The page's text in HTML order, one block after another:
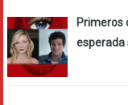
Primeros
esperada